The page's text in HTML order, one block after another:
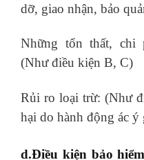
dỡ, giao nhận, bảo
Những tổn thất, chi
(Như điều kiện B, C)
Rủi ro loại trừ: (Như
hại do hành động ác ý
d.Điều kiện bảo